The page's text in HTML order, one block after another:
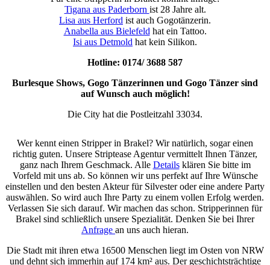
Tigana aus Paderborn ist 28 Jahre alt.
Lisa aus Herford ist auch Gogotänzerin.
Anabella aus Bielefeld hat ein Tattoo.
Isi aus Detmold hat kein Silikon.
Hotline: 0174/ 3688 587
Burlesque Shows, Gogo Tänzerinnen und Gogo Tänzer sind
auf Wunsch auch möglich!
Die City hat die Postleitzahl 33034.
Wer kennt einen Stripper in Brakel? Wir natürlich, sogar einen
richtig guten. Unsere Striptease Agentur vermittelt Ihnen Tänzer,
ganz nach Ihrem Geschmack. Alle Detailsklären Sie bitte im
Vorfeld mit uns ab. So können wir uns perfekt auf Ihre Wünsche
einstellen und den besten Akteur für Silvester oder eine andere Party
auswählen. So wird auch Ihre Party zu einem vollen Erfolg werden.
Verlassen Sie sich darauf. Wir machen das schon. Stripperinnen für
Brakel sind schließlich unsere Spezialität. Denken Sie bei Ihrer
Anfrage an uns auch hieran.
Die Stadt mit ihren etwa 16500 Menschen liegt im Osten von NRW
und dehnt sich immerhin auf 174 km² aus. Der geschichtsträchtige